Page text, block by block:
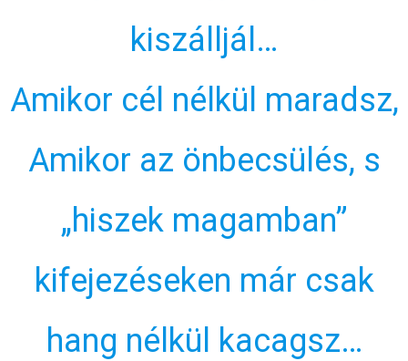
kiszálljál…
Amikor cél nélkül maradsz,
Amikor az önbecsülés, s
„hiszek magamban”
kifejezéseken már csak
hang nélkül kacagsz…